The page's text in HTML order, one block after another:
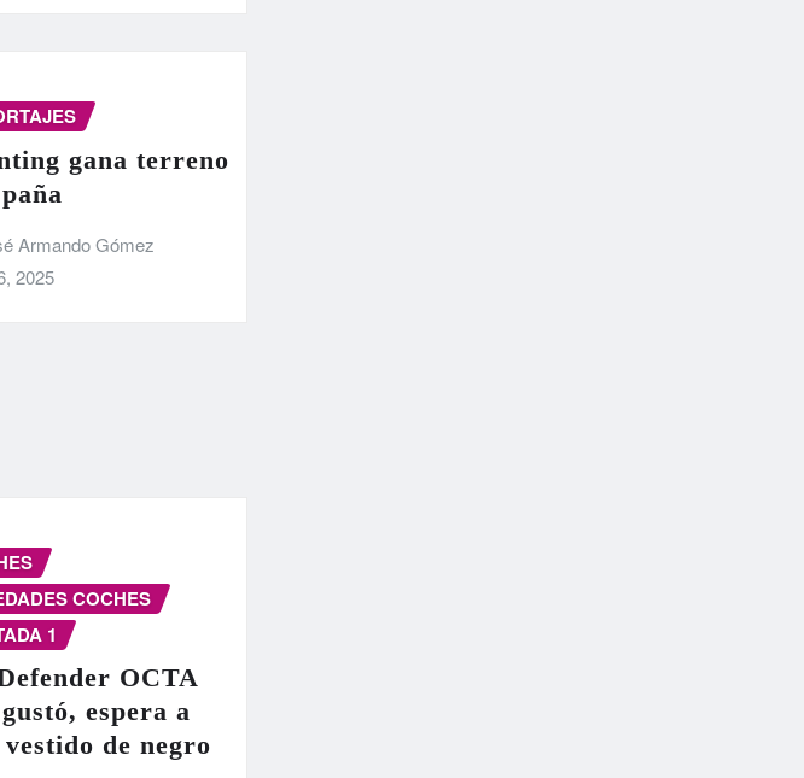
gana terreno
Armando Gómez
2025
COCHES
1
OCTA
espera a
de negro